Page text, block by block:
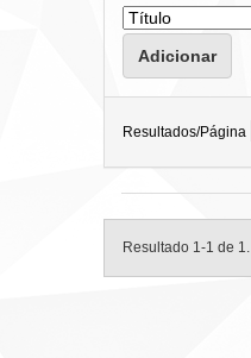
Resultados/Página
Resultado 1-1 de 1.